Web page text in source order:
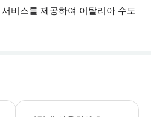
비스를 제공하여 이탈리아 수도
참고: 식품 알레르기가 있거나 식단